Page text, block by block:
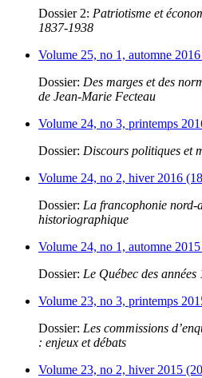
Dossier 2: Patriotisme et
1837-1938
Volume 25, no 1, automne
Dossier: Des marges et des
de Jean-Marie Fecteau
Volume 24, no 3, printemps
Dossier: Discours politiques et
Volume 24, no 2, hiver 2016
Dossier: La francophonie
historiographique
Volume 24, no 1, automne
Dossier: Le Québec des années
Volume 23, no 3, printemps
Dossier: Les commissions
: enjeux et débats
Volume 23, no 2, hiver 2015